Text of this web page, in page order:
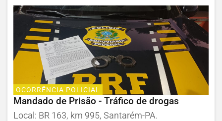
OCORRÊNCIA POLICIAL
Mandado de Prisão - Tráfico de drogas
Local: BR 163, km 995, Santarém-PA.